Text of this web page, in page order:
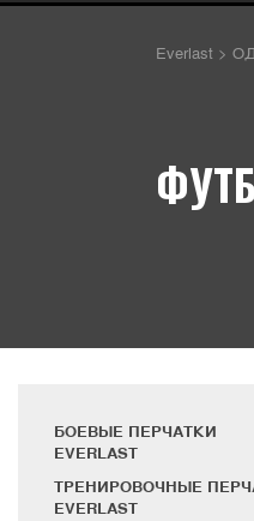
Everlast >
БОЕВЫЕ ПЕРЧАТКИ
EVERLAST
ТРЕНИРОВОЧНЫЕ
EVERLAST